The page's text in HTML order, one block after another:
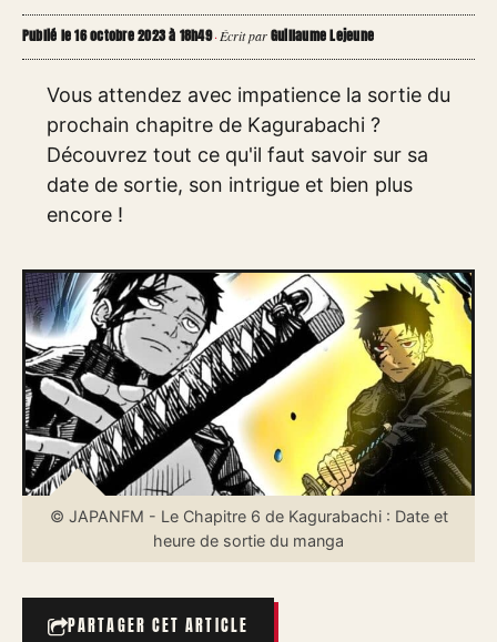
Publié le 16 octobre 2023 à 18h49·Écrit parGuillaume Lejeune
Vous attendez avec impatience la sortie du
prochain chapitre de Kagurabachi ?
Découvrez tout ce qu'il faut savoir sur sa
date de sortie, son intrigue et bien plus
encore !
© JAPANFM - Le Chapitre 6 de Kagurabachi : Date et
heure de sortie du manga
PARTAGER CET ARTICLE